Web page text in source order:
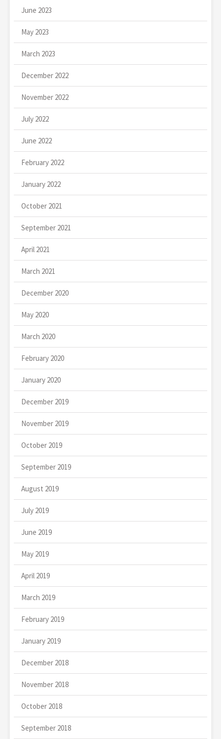
June 2023
May 2023
March 2023
December 2022
November 2022
July 2022
June 2022
February 2022
January 2022
October 2021
September 2021
April 2021
March 2021
December 2020
May 2020
March 2020
February 2020
January 2020
December 2019
November 2019
October 2019
September 2019
August 2019
July 2019
June 2019
May 2019
April 2019
March 2019
February 2019
January 2019
December 2018
November 2018
October 2018
September 2018